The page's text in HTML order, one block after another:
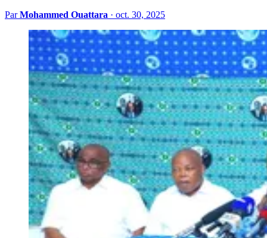
ParMohammed Ouattara · oct. 30, 2025